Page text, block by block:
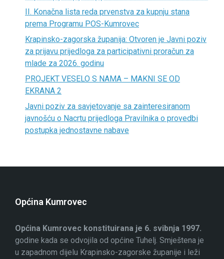
II. Konačna lista reda prvenstva za kupnju stana
prema Programu POS-Kumrovec
Krapinsko-zagorska županija: Otvoren je Javni poziv
za prijavu prijedloga za participativni proračun za
mlade za 2026. godinu
PROJEKT VESELO S NAMA – MAKNI SE OD
EKRANA 2
Javni poziv za savjetovanje sa zainteresiranom
javnošću o Nacrtu prijedloga Pravilnika o provedbi
postupka jednostavne nabave
Općina Kumrovec
Općina Kumrovec konstituirana je 6. svibnja 1997.
godine kada se odvojila od općine Tuhelj. Smještena je
u zapadnom dijelu Krapinsko-zagorske županije i leži